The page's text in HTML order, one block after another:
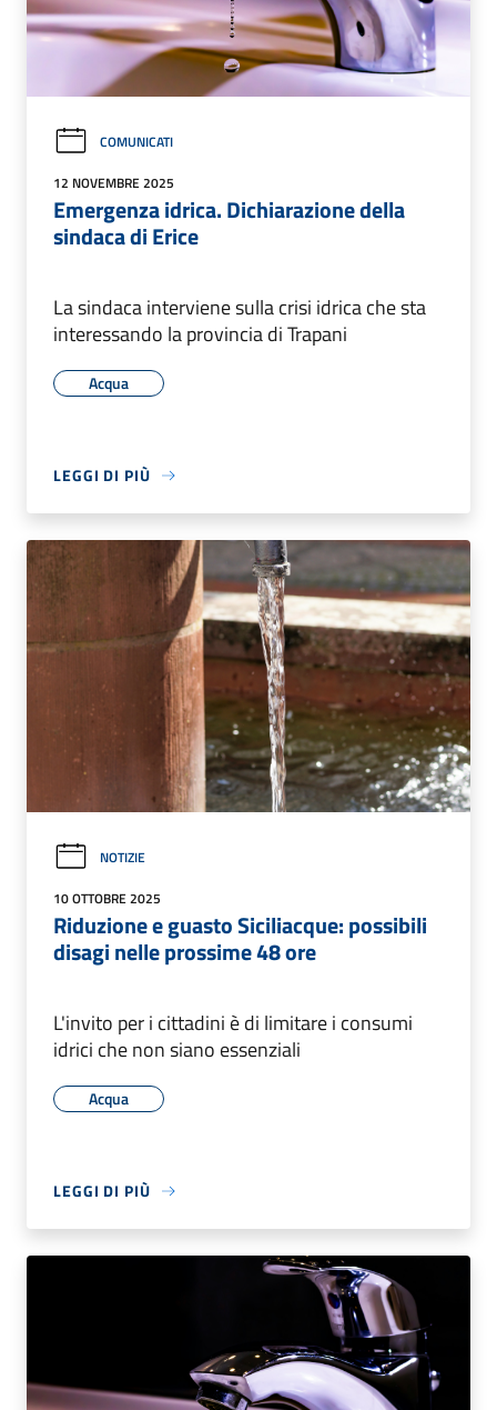
COMUNICATI
12 NOVEMBRE 2025
Emergenza idrica. Dichiarazione della
sindaca di Erice
La sindaca interviene sulla crisi idrica che sta
interessando la provincia di Trapani
Acqua
LEGGI DI PIÙ
NOTIZIE
10 OTTOBRE 2025
Riduzione e guasto Siciliacque: possibili
disagi nelle prossime 48 ore
L'invito per i cittadini è di limitare i consumi
idrici che non siano essenziali
Acqua
LEGGI DI PIÙ